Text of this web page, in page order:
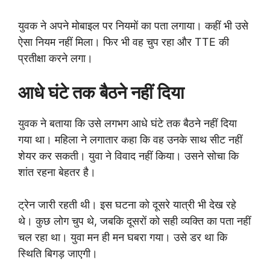
युवक ने अपने मोबाइल पर नियमों का पता लगाया। कहीं भी उसे
ऐसा नियम नहीं मिला। फिर भी वह चुप रहा और TTE की
प्रतीक्षा करने लगा।
आधे घंटे तक बैठने नहीं दिया
युवक ने बताया कि उसे लगभग आधे घंटे तक बैठने नहीं दिया
गया था। महिला ने लगातार कहा कि वह उनके साथ सीट नहीं
शेयर कर सकती। युवा ने विवाद नहीं किया। उसने सोचा कि
शांत रहना बेहतर है।
ट्रेन जारी रहती थी। इस घटना को दूसरे यात्री भी देख रहे
थे। कुछ लोग चुप थे, जबकि दूसरों को सही व्यक्ति का पता नहीं
चल रहा था। युवा मन ही मन घबरा गया। उसे डर था कि
स्थिति बिगड़ जाएगी।